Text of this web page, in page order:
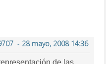
- 28 mayo, 2008 14:36
de las